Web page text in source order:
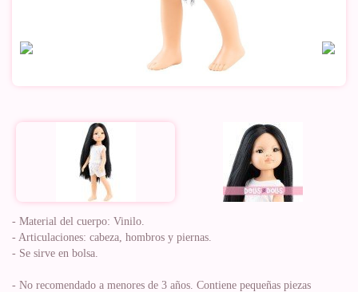
- Material del cuerpo: Vinilo.
- Articulaciones: cabeza, hombros y piernas.
- Se sirve en bolsa.
- No recomendado a menores de 3 años. Contiene pequeñas piezas